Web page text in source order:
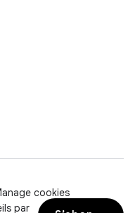
cookies
par